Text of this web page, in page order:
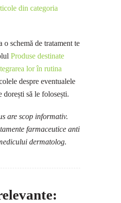
din categoria
o schemă de tratament te
Produse destinate
lor în rutina
despre eventualele
dorești să le folosești.
are scop informativ.
farmaceutice anti
dermatolog.